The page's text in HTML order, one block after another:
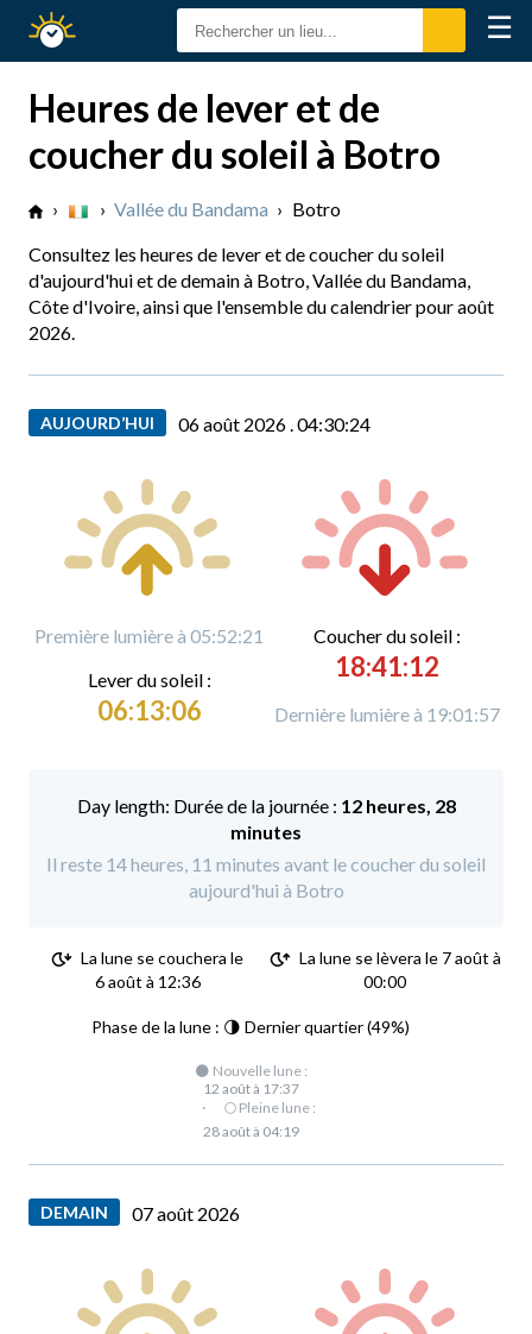
Calendrier
Solaire
☰
Heures de lever et de
coucher du soleil à Botro
› › Vallée du Bandama › Botro
Consultez les heures de lever et de coucher du soleil
d'aujourd'hui et de demain à Botro, Vallée du Bandama,
Côte d'Ivoire, ainsi que l'ensemble du calendrier pour août
2026.
AUJOURD’HUI 06 août 2026 .04:30:25
Première lumière à 05:52:21
Lever du soleil :
06:13:06
Coucher du soleil :
18:41:12
Dernière lumière à 19:01:57
Durée de la journée : 12 heures, 28
minutes
Il reste 14 heures, 11 minutes avant le coucher du soleil
aujourd'hui à Botro
La lune se couchera le
6 août à 12:36
La lune se lèvera le 7 août à
00:00
Phase de la lune : 🌗 Dernier quartier (49%)
🌑 Nouvelle lune :
12 août à 17:37
·
🌕 Pleine lune :
28 août à 04:19
DEMAIN 07 août 2026